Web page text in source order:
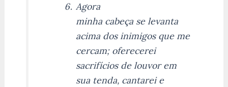
Agora
minha cabeça se levanta
acima dos inimigos que me
cercam; oferecerei
sacrifícios de louvor em
sua tenda, cantarei e